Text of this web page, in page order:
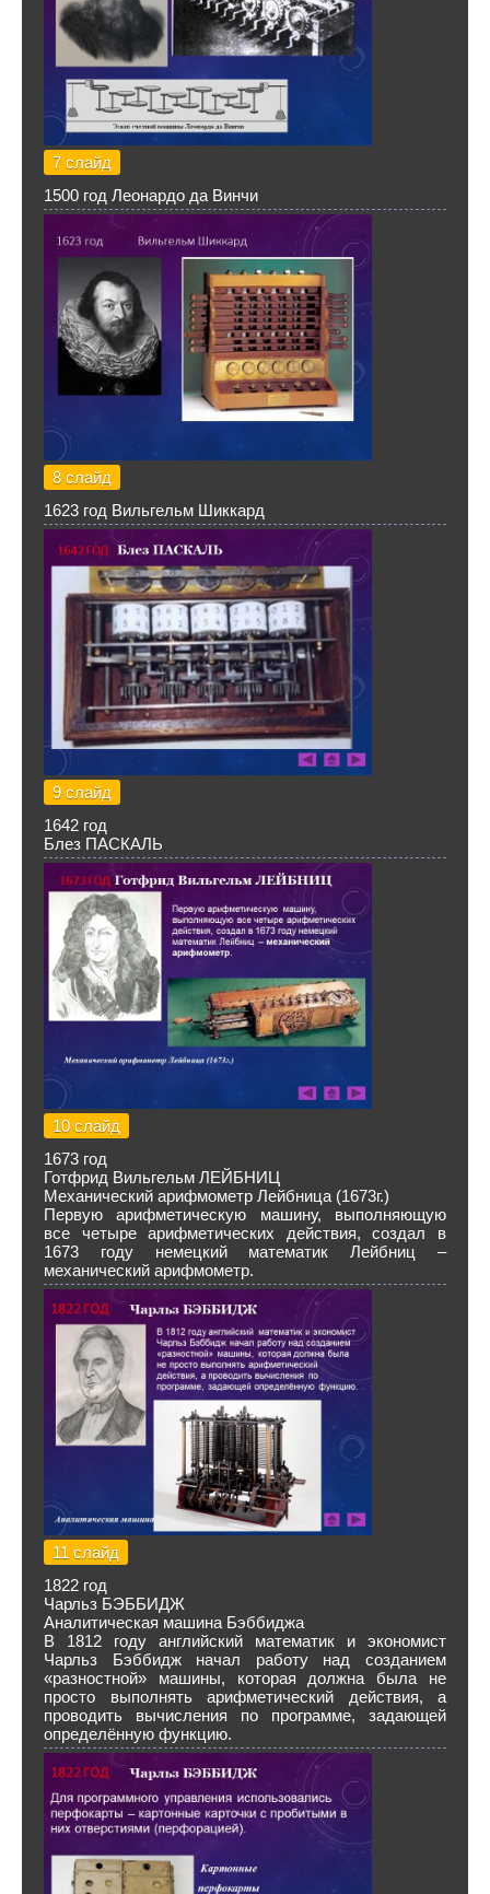
7 слайд
1500 год Леонардо да Винчи
8 слайд
1623 год Вильгельм Шиккард
9 слайд
1642 год
Блез ПАСКАЛЬ
10 слайд
1673 год
Готфрид Вильгельм ЛЕЙБНИЦ
Механический арифмометр Лейбница (1673г.)
Первую арифметическую машину, выполняющую
все четыре арифметических действия, создал в
1673 году немецкий математик Лейбниц –
механический арифмометр.
11 слайд
1822 год
Чарльз БЭББИДЖ
Аналитическая машина Бэббиджа
В 1812 году английский математик и экономист
Чарльз Бэббидж начал работу над созданием
«разностной» машины, которая должна была не
просто выполнять арифметический действия, а
проводить вычисления по программе, задающей
определённую функцию.